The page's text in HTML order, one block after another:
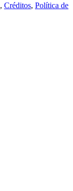
, Créditos, Política de